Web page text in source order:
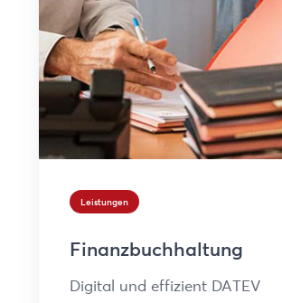
Leistungen
Finanzbuchhaltung
Digital und effizient DATEV